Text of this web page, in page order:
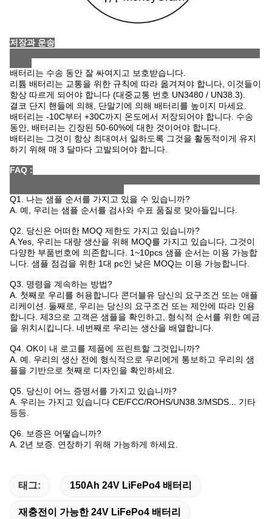
저장과 운송
배터리는 수송 동안 잘 싸여지고 보호받습니다.
리튬 배터리는 교통을 위한 규칙에 따라 옮겨져야 합니다, 이것들이
항상 따르게 되어야 합니다 (대중교통 번호 UN3480 / UN38.3).
결코 단지 핸들에 의해, 단말기에 의해 배터리를 높이지 마세요.
배터리는 -10C부터 +30C까지 온도에서 저장되어야 합니다. 수송
동안, 배터리는 긴장된 50-60%에 대한 것이어야 합니다.
배터리는 그것이 항상 최대여서 일하도록 그것을 활동적이게 유지
하기 위해 매 3 달마다 고발되어야 합니다.
FAQ :
Q1. 나는 샘플 순서를 가지고 있을 수 있습니까?
A. 예, 우리는 샘플 순서를 검사와 수표 품질로 맞아들입니다.
Q2. 당신은 어떠한 MOQ 제한도 가지고 있습니까?
A.Yes, 우리는 대량 생산을 위해 MOQ를 가지고 있습니다, 그것이
다양한 부품번호에 의존합니다. 1~10pcs 샘플 순서는 이용 가능합
니다. 샘플 점검을 위한 1대 pc인 낮은 MOQ는 이용 가능합니다.
Q3. 명령을 계속하는 방법?
A. 첫째로 우리를 허용합니다 콘더블유 당신의 요구조건 또는 애플
리케이션. 둘째로, 우리는 당신의 요구조건 또는 제안에 따라 인용
합니다. 제3으로 고객은 샘플을 확인하고, 형식적 순서를 위한 예금
을 위치시킵니다. 네번째로 우리는 생산을 배열합니다.
Q4. OK이 내 로고를 제품에 프린트할 그것입니까?
A. 예. 우리의 생산 전에 형식적으로 우리에게 통보하고 우리의 샘
플을 기반으로 첫째로 디자인을 확인하세요.
Q5. 당신이 어느 증명서를 가지고 있습니까?
A. 우리는 가지고 있습니다 CE/FCC/ROHS/UN38.3/MSDS... 기타
등등.
Q6. 보증은 어떻습니까?
A. 2년 보증. 연장하기 위해 가능하게 하세요.
태그: 150Ah 24V LiFePo4 배터리
재충전이 가능한 24V LiFePo4 배터리